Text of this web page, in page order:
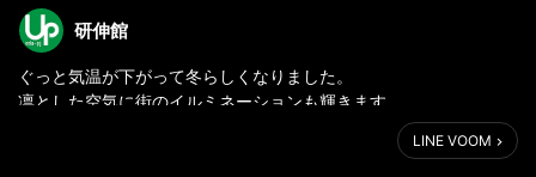
研伸館
ぐっと気温が下がって冬らしくなりました。
凛とした空気に街のイルミネーションも輝きます。
みなさんの近くでも心温まる光が灯されているのではないでしょ
LINE VOOM